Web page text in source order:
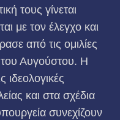
τους γίνεται
με τον έλεγχο και
από τις ομιλίες
του Αυγούστου. Η
ιδεολογικές
και στα σχέδια
συνεχίζουν